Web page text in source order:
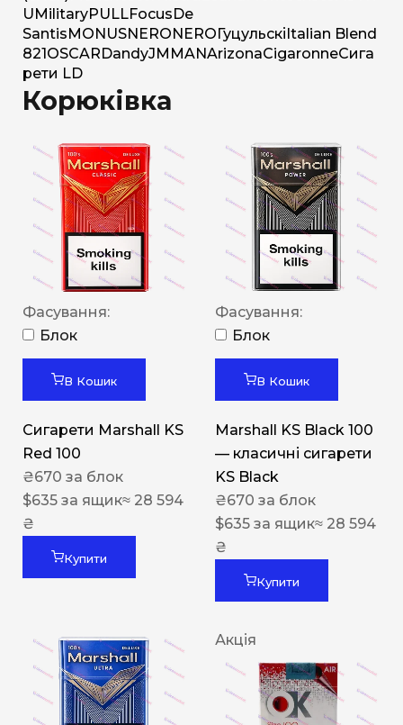
U MilitaryPULLFocus De
Santis MONUSNERO NERO Гуцульскі Italian Blend
821 OSCAR DandyJM MANArizonaCigaronneСига
рети LD
Корюківка
Фасування:
Блок
В Кошик
Сигарети Marshall KS
Red 100
₴670 за блок
$635 за ящик≈ 28 594
₴
Купити
Фасування:
Блок
В Кошик
Marshall KS Black 100
— класичні сигарети
KS Black
₴670 за блок
$635 за ящик≈ 28 594
₴
Купити
Акція